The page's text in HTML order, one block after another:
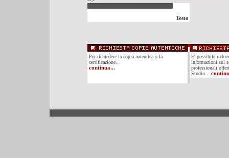
Testo
Per richiedere la copia autentica o la
certificazione...
continua...
E' possibile
informazioni sui
professionali
Studio...